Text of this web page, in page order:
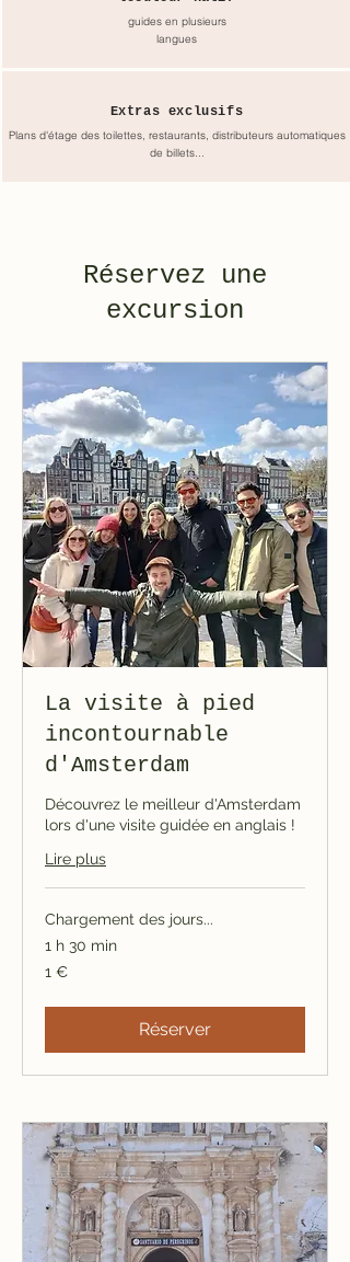
guides en plusieurs
langues
Extras exclusifs
Plans d'étage des toilettes, restaurants, distributeurs automatiques
de billets...
Réservez une
excursion
La visite à pied
incontournable
d'Amsterdam
Découvrez le meilleur d'Amsterdam
lors d'une visite guidée en anglais !
Lire plus
Chargement des jours...
1 h 30 min
euro
1 €
Réserver